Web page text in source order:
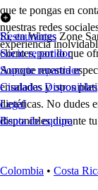
que te pongas en
nuestras redes
experiencia
Sí, en Wings Zone
clientes, por lo que
Aunque nuestra
ensaladas y otros
dietéticas. No dudes
disponibles durante
Restaurantes
Socio repartidor
Soporte repartidor
Ciudades Disponibles
Legal
Renta de equipo
Colombia • Costa